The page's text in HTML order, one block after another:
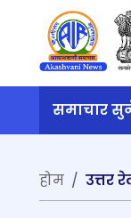
समाचार
होम